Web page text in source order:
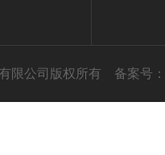
限公司版权所有 备案号